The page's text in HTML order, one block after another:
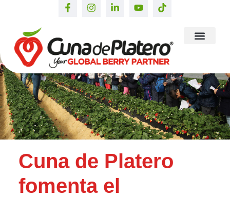
Cuna de Platero
fomenta el